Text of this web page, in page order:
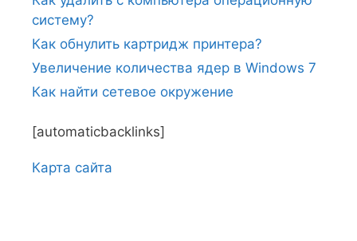
систему?
Как обнулить картридж принтера?
Увеличение количества ядер в Windows 7
Как найти сетевое окружение
[automaticbacklinks]
Карта сайтa